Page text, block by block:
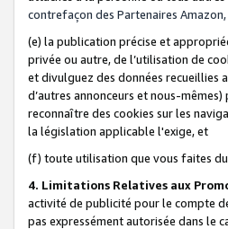
contrefaçon des Partenaires Amazon,
(e) la publication précise et
privée ou autre, de l’utilisation de
et divulguez des données recueillies
d’autres annonceurs et nous-
reconnaître des cookies sur les
la législation applicable l'exige, et
(f) toute utilisation que vous faites du
4. Limitations Relatives aux
activité de publicité pour le compte
pas expressément autorisée dans le